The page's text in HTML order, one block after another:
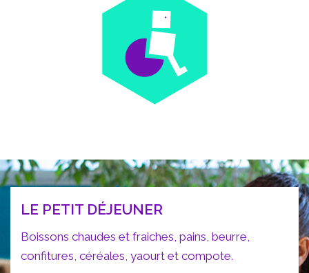
LE PETIT DÉJEUNER
Boissons chaudes et fraiches, pains, beurre,
confitures, céréales, yaourt et compote.